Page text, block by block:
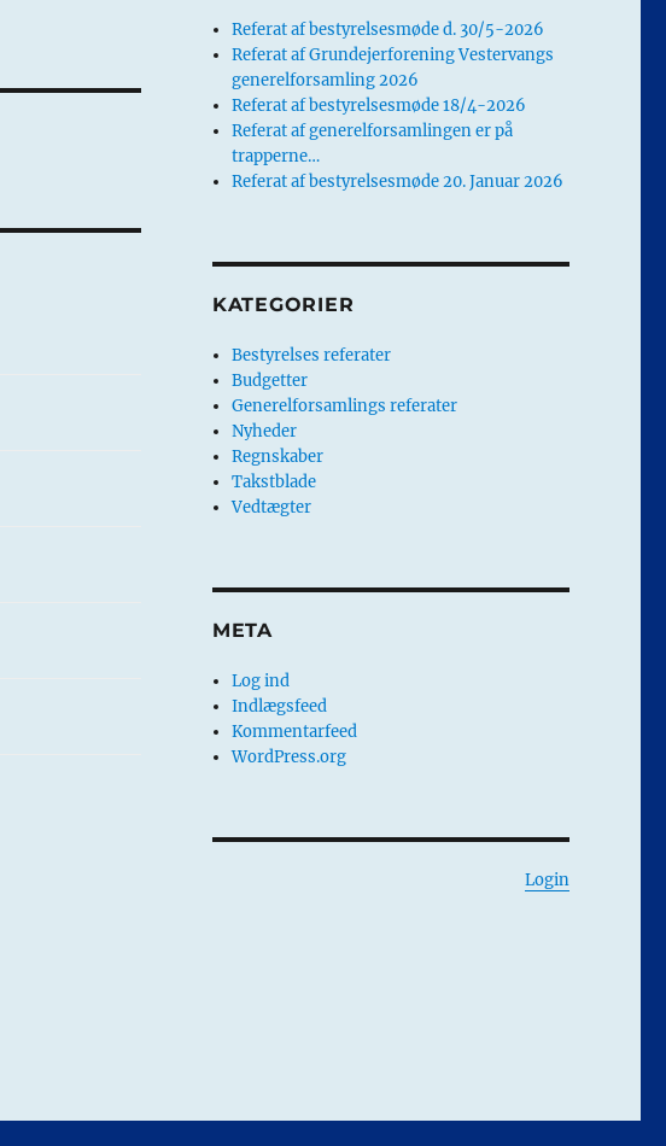
Referat af bestyrelsesmøde d. 30/5-2026
Referat af Grundejerforening Vestervangs
generelforsamling 2026
Referat af bestyrelsesmøde 18/4-2026
Referat af generelforsamlingen er på
trapperne…
Referat af bestyrelsesmøde 20. Januar 2026
KATEGORIER
Bestyrelses referater
Budgetter
Generelforsamlings referater
Nyheder
Regnskaber
Takstblade
Vedtægter
META
Log ind
Indlægsfeed
Kommentarfeed
WordPress.org
Login